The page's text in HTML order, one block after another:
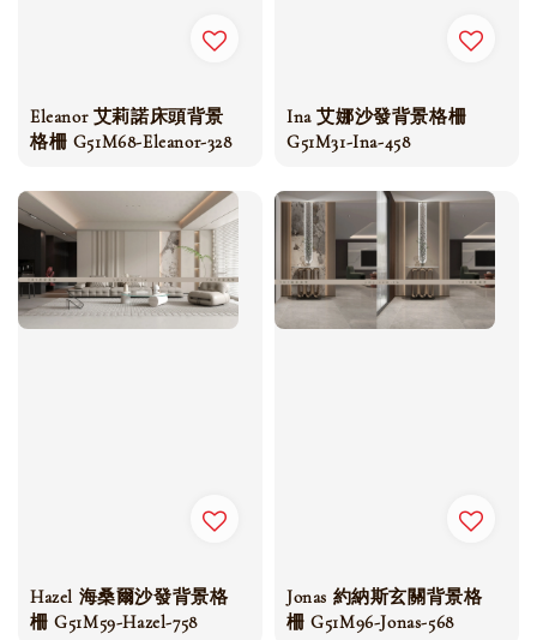
Eleanor 艾莉諾床頭背景
格柵 G51M68-Eleanor-328
Ina 艾娜沙發背景格柵
G51M31-Ina-458
Hazel 海桑爾沙發背景格
柵 G51M59-Hazel-758
Jonas 約納斯玄關背景格
柵 G51M96-Jonas-568